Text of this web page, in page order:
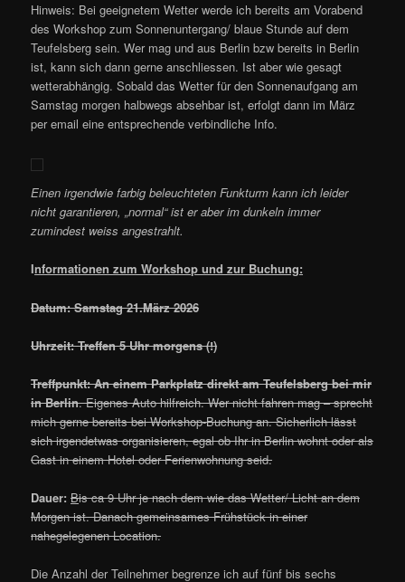
Hinweis: Bei geeignetem Wetter werde ich bereits am Vorabend
des Workshop zum Sonnenuntergang/ blaue Stunde auf dem
Teufelsberg sein. Wer mag und aus Berlin bzw bereits in Berlin
ist, kann sich dann gerne anschliessen. Ist aber wie gesagt
wetterabhängig. Sobald das Wetter für den Sonnenaufgang am
Samstag morgen halbwegs absehbar ist, erfolgt dann im März
per email eine entsprechende verbindliche Info.
Einen irgendwie farbig beleuchteten Funkturm kann ich leider
nicht garantieren, „normal“ ist er aber im dunkeln immer
zumindest weiss angestrahlt.
Informationen zum Workshop und zur Buchung:
Datum: Samstag 21.März 2026
Uhrzeit: Treffen 5 Uhr morgens (!)
Treffpunkt: An einem Parkplatz direkt am Teufelsberg bei mir
in Berlin. Eigenes Auto hilfreich. Wer nicht fahren mag – sprecht
mich gerne bereits bei Workshop-Buchung an. Sicherlich lässt
sich irgendetwas organisieren, egal ob Ihr in Berlin wohnt oder als
Gast in einem Hotel oder Ferienwohnung seid.
Dauer: Bis ca 9 Uhr je nach dem wie das Wetter/ Licht an dem
Morgen ist. Danach gemeinsames Frühstück in einer
nahegelegenen Location.
Die Anzahl der Teilnehmer begrenze ich auf fünf bis sechs